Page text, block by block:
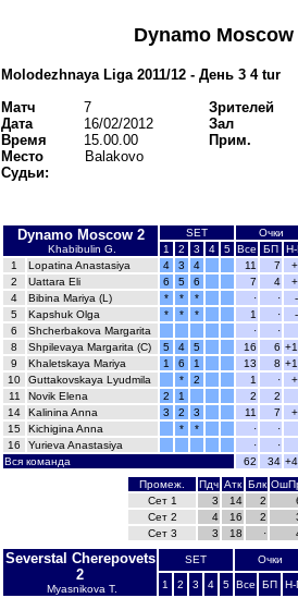
Dynamo Moscow
Molodezhnaya Liga 2011/12 - День 3 4 tur
Матч
7
Зрителей
Дата
16/02/2012
Зал
Время
15.00.00
Прим.
Место
Balakovo
Судьи:
Dynamo Moscow 2
Khabibulin G.
SET
Очки
1
2 3 4 5 Все БП
1
Lopatina Anastasiya 4 3 4 11 7
2
Uattara Eli 6 5 6 7 4
4
Bibina Mariya (L) * * * · ·
5
Kapshuk Olga * * * 1 ·
6
Shcherbakova Margarita ·
·
8
Shpilevaya Margarita (C) 5 4 5 16 6
9
Khaletskaya Mariya 1 6 1 13 8
10
Guttakovskaya Lyudmila * 2 1 ·
11
Novik Elena 2 1 2
2
14
Kalinina Anna 3 2 3 11 7
15
Kichigina Anna * * ·
·
16
Yurieva Anastasiya ·
·
Вся команда
62 34
Промеж.
Пдч Атк Блк
Сет 1
3 14 2
Сет 2
4 16 2
Сет 3
3 18 ·
Severstal Cherepovets
2
Myasnikova T.
SET Очки
1 2 3 4 5 Все БП
Н-